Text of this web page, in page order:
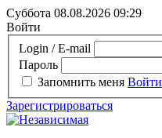
Суббота 08.08.2026 09:29
Войти
Login / E-mail
Пароль
Запомнить меня Войти
Зарегистрироваться